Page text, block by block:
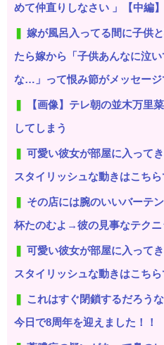
めて仲直りしなさい 」【中編】
嫁が風呂入ってる間に子供
たら嫁から「子供あんなに泣
な…」って恨み節がメッセージ
【画像】テレ朝の並木万里
してしまう
可愛い彼女が部屋に入って
スタイリッシュな動きはこち
その店には腕のいいバーテ
杯たのむよ→彼の見事なテク
可愛い彼女が部屋に入って
スタイリッシュな動きはこち
これはすぐ閉鎖するだろう
今日で8周年を迎えました！！